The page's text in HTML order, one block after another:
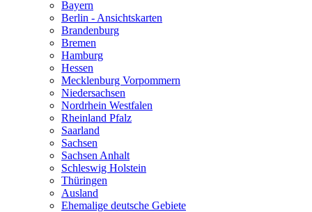
Bayern
Berlin - Ansichtskarten
Brandenburg
Bremen
Hamburg
Hessen
Mecklenburg Vorpommern
Niedersachsen
Nordrhein Westfalen
Rheinland Pfalz
Saarland
Sachsen
Sachsen Anhalt
Schleswig Holstein
Thüringen
Ausland
Ehemalige deutsche Gebiete